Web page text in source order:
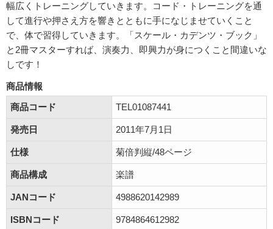
幅広くトレーニングしていきます。コード・トレーニングを通
して進行や押さえ方を響きとともに手になじませていくこと
で、体で習得していきます。「スケール・カデンツ・ブック」
と2冊マスターすれば、演奏力、即興力が身につくこと間違いな
しです！
商品情報
商品コード
TEL01087441
発売日 2011年7月1日
仕様 菊倍判縦/48ページ
商品構成 楽譜
JANコード 4988620142989
ISBNコード 9784864612982